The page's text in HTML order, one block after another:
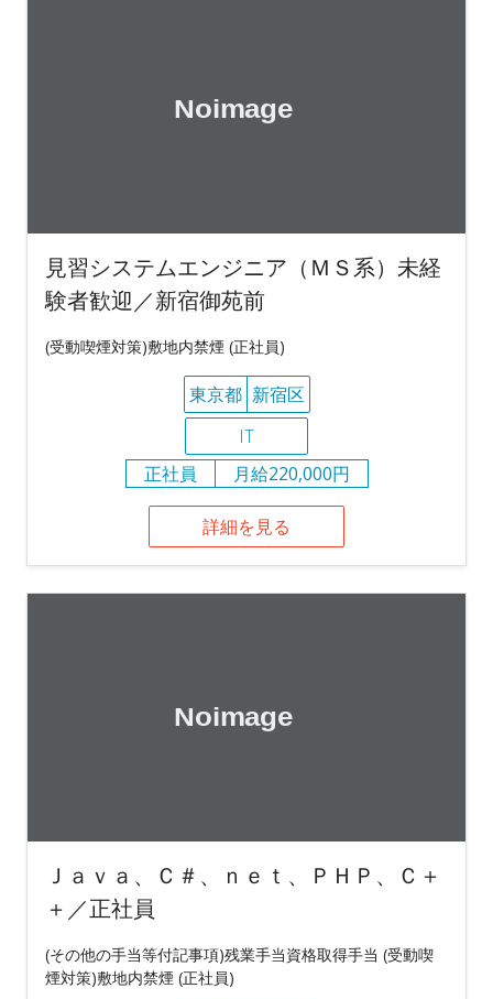
見習システムエンジニア（ＭＳ系）未経
験者歓迎／新宿御苑前
(受動喫煙対策)敷地内禁煙 (正社員)
東京都 新宿区
IT
正社員
月給220,000円
詳細を見る
Ｊａｖａ、Ｃ＃、ｎｅｔ、ＰＨＰ、Ｃ＋
＋／正社員
(その他の手当等付記事項)残業手当資格取得手当 (受動喫
煙対策)敷地内禁煙 (正社員)